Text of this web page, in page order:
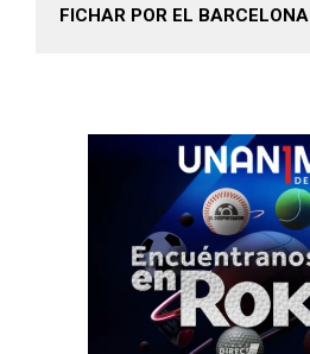
FICHAR POR EL BARCELONA